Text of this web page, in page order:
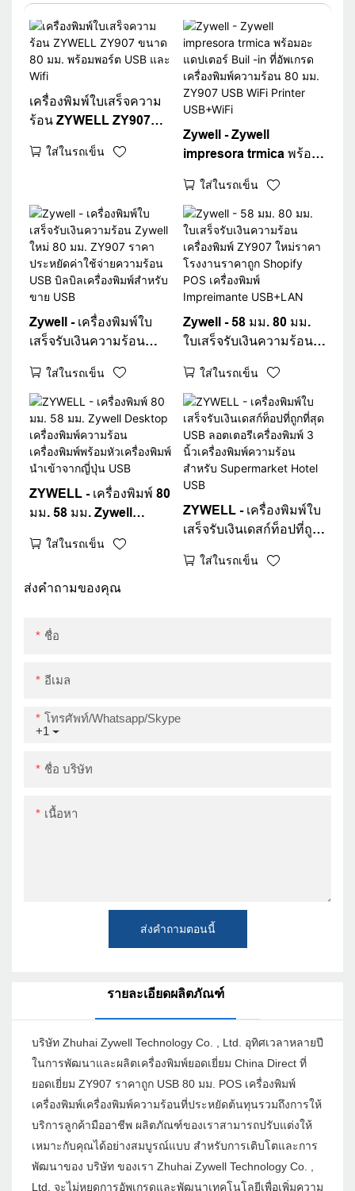
เครื่องพิมพ์ใบเสร็จความ
ร้อน ZYWELL ZY907
USB และ Wifi
ใส่ในรถเข็น
Zywell - Zywell
impresora trmica พร้อม
อัพเกรดเครื่องพิมพ์ความ
ร้อน 80 มม. ZY907 USB
WiFi Printer USB+WiFi
ใส่ในรถเข็น
Zywell - เครื่องพิมพ์ใบ
เสร็จรับเงินความร้อน
ZY907 ราคาประหยัดค่า
ใช้จ่ายความร้อน USB บิล
บิลเครื่องพิมพ์สำหรับขาย
USB
ใส่ในรถเข็น
Zywell - 58 มม. 80 มม.
ใบเสร็จรับเงินความร้อน
ราคาโรงงานราคาถูก
Shopify POS เครื่องพิมพ์
Impreimante USB+LAN
ใส่ในรถเข็น
ZYWELL - เครื่องพิมพ์ 80
มม. 58 มม. Zywell
ความร้อนเครื่องพิมพ์
เข้าจากญี่ปุ่น USB
ใส่ในรถเข็น
ZYWELL - เครื่องพิมพ์ใบ
เสร็จรับเงินเดสก์ท็อปที่ถูก
เครื่องพิมพ์ 3 นิ้ว
ใส่ในรถเข็น
ส่งคำถามของคุณ
ชื่อ
อีเมล
+1
โทรศัพท์/whatsapp/skype
ชื่อ บริษัท
เนื้อหา
ส่งคำถามตอนนี้
รายละเอียดผลิตภัณฑ์
บริษัท Zhuhai Zywell Technology Co. , Ltd. อุทิศเวลาหลายปี
ในการพัฒนาและผลิตเครื่องพิมพ์ยอดเยี่ยม China Direct ที่
ยอดเยี่ยม ZY907 ราคาถูก USB 80 มม. POS เครื่องพิมพ์
เครื่องพิมพ์เครื่องพิมพ์ความร้อนที่ประหยัดต้นทุนรวมถึงการให้
บริการลูกค้ามืออาชีพ ผลิตภัณฑ์ของเราสามารถปรับแต่งให้
เหมาะกับคุณได้อย่างสมบูรณ์แบบ สำหรับการเติบโตและการ
พัฒนาของ บริษัท ของเรา Zhuhai Zywell Technology Co. ,
Ltd. จะไม่หยุดการอัพเกรดและพัฒนาเทคโนโลยีเพื่อเพิ่มความ